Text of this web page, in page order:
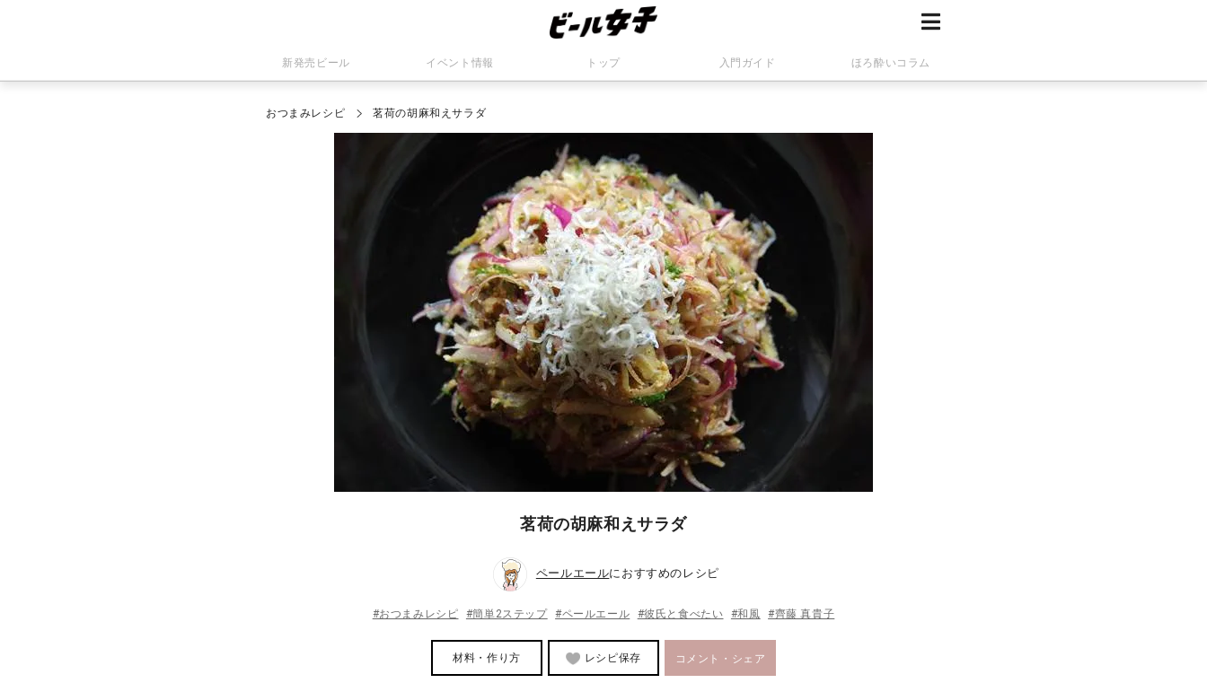
新発売ビール イベント情報 トップ 入門ガイド ほろ酔いコラム
おつまみレシピ 茗荷の胡麻和えサラダ
茗荷の胡麻和えサラダ
ペールエールにおすすめのレシピ
#おつまみレシピ #簡単2ステップ #ペールエール #彼氏と食べたい #和風 #齊藤 真貴子
材料・作り方 レシピ保存 コメント・シェア